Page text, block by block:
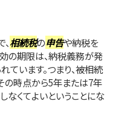
相続税の申告や納税を
の期限は、納税義務が発
います。つまり、被相続
の時点から5年または7年
なくてよいということにな